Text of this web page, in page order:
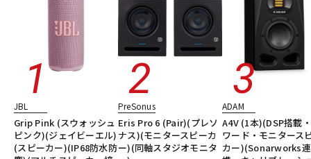
JBL
Grip Pink (スウォッシュ
ピンク)(ジェイビーエル)
(スピーカー)(IP68防水防
PreSonus
Eris Pro 6 (Pair)(プレソ
ナス)(モニタースピーカ
ー)(同軸スタジオモニタ
ADAM
A4V (1本)(DSP搭載
ワード・モニタース
カー)(Sonarworks連